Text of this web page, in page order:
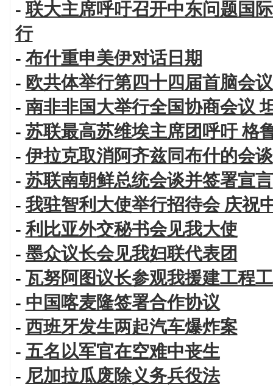
-联大主席呼吁召开中东问题国
行
- 布什重申美伊对话日期
- 欧共体举行第四十四届首脑会议
- 南非非国大举行全国协商会议
- 苏联最高苏维埃主席团呼吁 格
-伊拉克取消阿齐兹同布什的会谈
- 苏联南朝鲜总统会谈并签署宣言
- 我驻智利大使举行招待会 庆祝
-利比亚外交秘书会见我大使
- 墨众议长会见我妇联代表团
- 瓦努阿图议长参观我援建工程
- 中国喀麦隆签署合作协议
- 西班牙发生两起汽车爆炸案
- 五名以军官在空难中丧生
- 尼加拉瓜废除义务兵役法